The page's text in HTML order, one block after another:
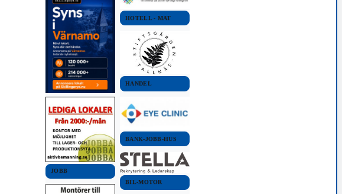
JOBB
HOTELL - MAT
HANDEL
BANK-JOBB-HUS
BIL-MOTOR